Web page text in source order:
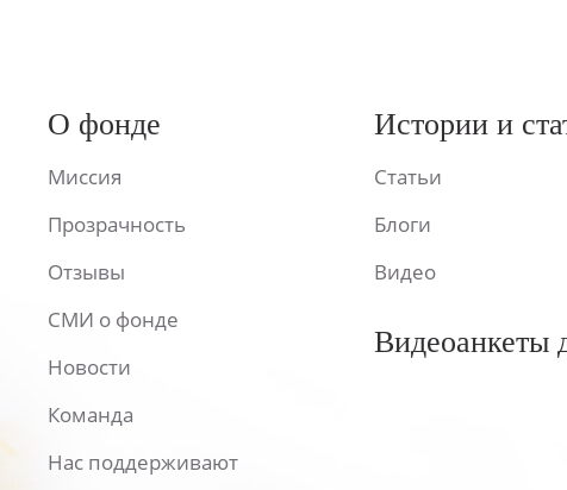
О фонде
Миссия
Прозрачность
Отзывы
СМИ о фонде
Новости
Команда
Нас поддерживают
Истории и
Статьи
Блоги
Видео
Видеоанкеты